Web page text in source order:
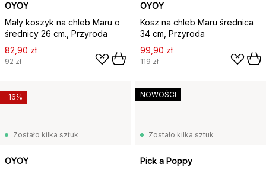
OYOY
Mały koszyk na chleb Maru o
średnicy 26 cm., Przyroda
82,90 zł
92 zł
OYOY
Kosz na chleb Maru średnica
34 cm, Przyroda
99,90 zł
119 zł
Zostało kilka sztuk
OYOY
-16%
Zostało kilka sztuk
Pick a Poppy
NOWOŚCI